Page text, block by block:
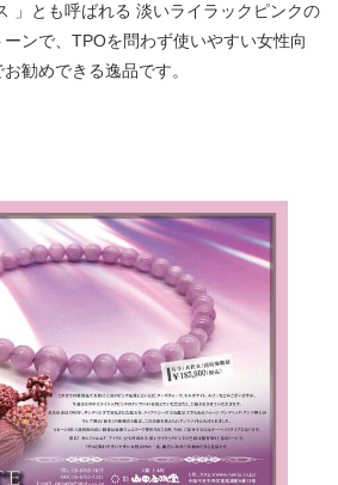
」とも呼ばれる 淡いライラックピンクの
ンで、TPOを問わず使いやすい女性向
勧めできる逸品です。